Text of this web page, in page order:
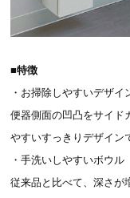
■特徴
・お掃除しやすいデザイ
便器側面の凹凸をサイド
やすいすっきりデザイン
・手洗いしやすいボウル
従来品と比べて、深さが